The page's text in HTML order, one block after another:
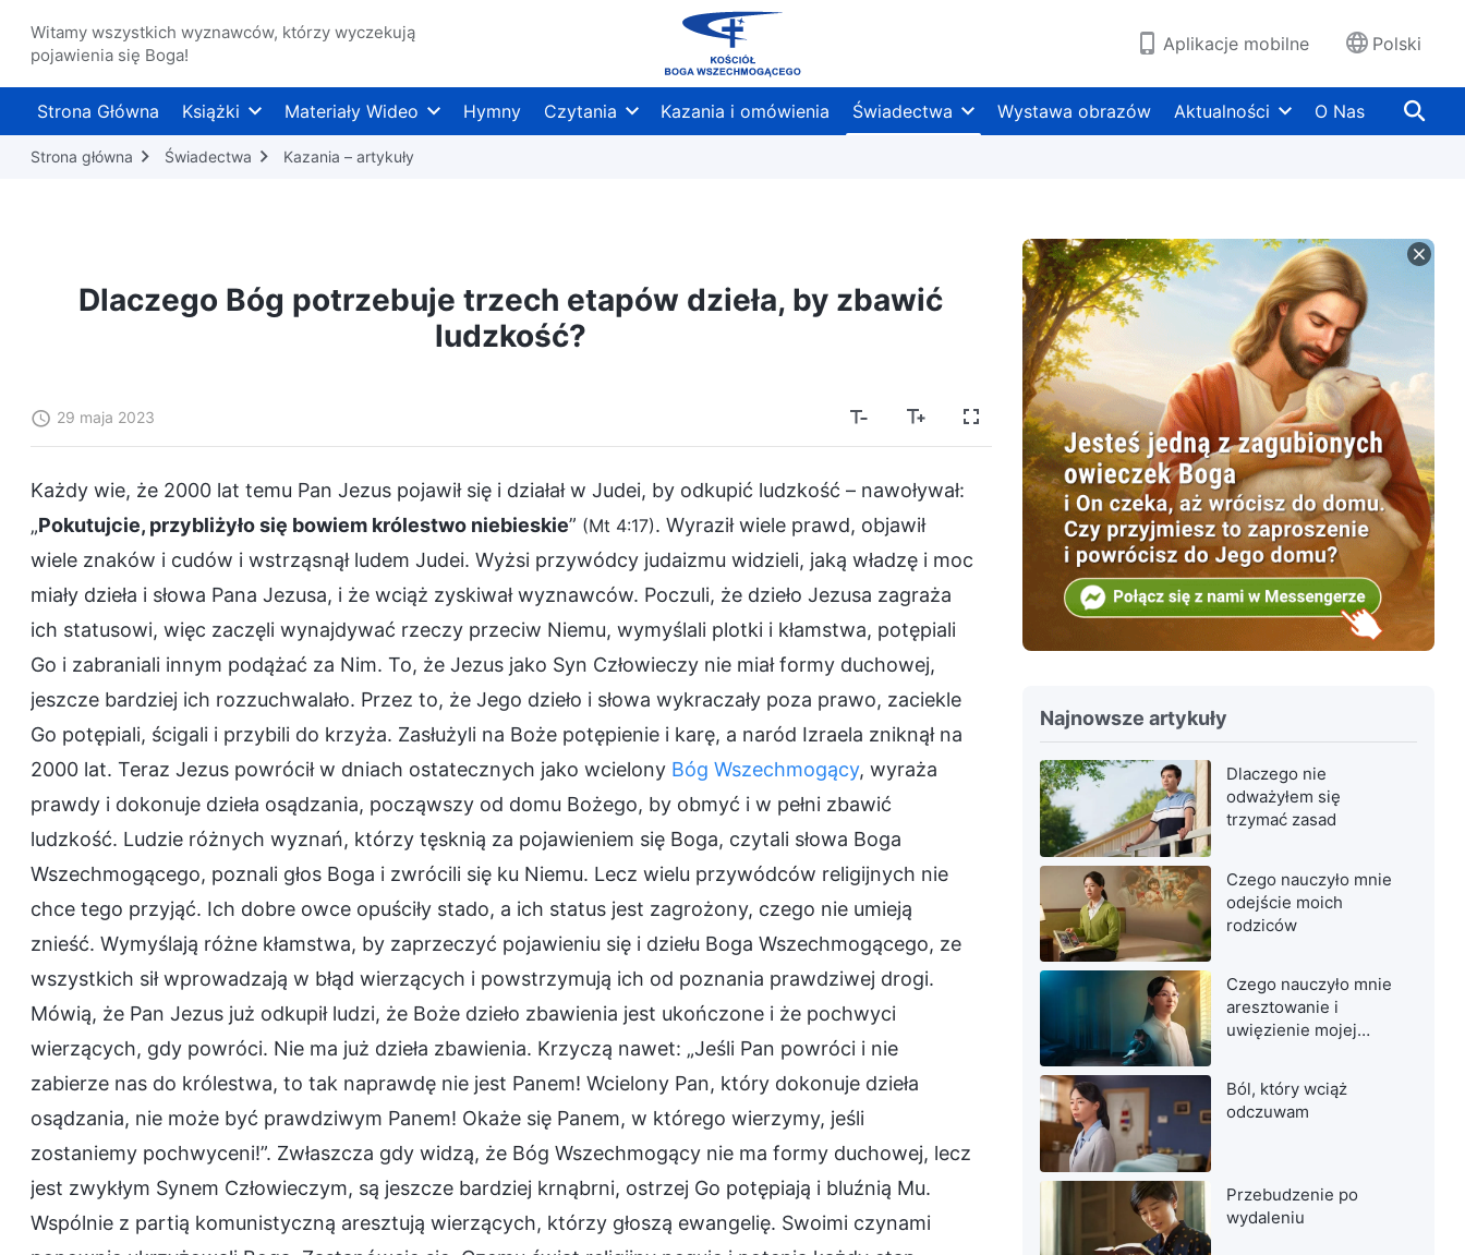
Witamy wszystkich wyznawców, którzy wyczekują
pojawienia się Boga!
Aplikacje mobilne Polski
Strona Główna Książki Materiały Wideo Hymny Czytania Kazania i omówienia Świadectwa Wystawa obrazów Aktualności O Nas
Strona główna Świadectwa Kazania – artykuły
Dlaczego Bóg potrzebuje trzech etapów dzieła, by zbawić
ludzkość?
29 maja 2023
Każdy wie, że 2000 lat temu Pan Jezus pojawił się i działał w Judei, by odkupić ludzkość – nawoływał:
„Pokutujcie, przybliżyło się bowiem królestwo niebieskie” (Mt 4:17). Wyraził wiele prawd, objawił
wiele znaków i cudów i wstrząsnął ludem Judei. Wyżsi przywódcy judaizmu widzieli, jaką władzę i moc
miały dzieła i słowa Pana Jezusa, i że wciąż zyskiwał wyznawców. Poczuli, że dzieło Jezusa zagraża
ich statusowi, więc zaczęli wynajdywać rzeczy przeciw Niemu, wymyślali plotki i kłamstwa, potępiali
Go i zabraniali innym podążać za Nim. To, że Jezus jako Syn Człowieczy nie miał formy duchowej,
jeszcze bardziej ich rozzuchwalało. Przez to, że Jego dzieło i słowa wykraczały poza prawo, zaciekle
Go potępiali, ścigali i przybili do krzyża. Zasłużyli na Boże potępienie i karę, a naród Izraela zniknął na
2000 lat. Teraz Jezus powrócił w dniach ostatecznych jako wcielony Bóg Wszechmogący, wyraża
prawdy i dokonuje dzieła osądzania, począwszy od domu Bożego, by obmyć i w pełni zbawić
ludzkość. Ludzie różnych wyznań, którzy tęsknią za pojawieniem się Boga, czytali słowa Boga
Wszechmogącego, poznali głos Boga i zwrócili się ku Niemu. Lecz wielu przywódców religijnych nie
chce tego przyjąć. Ich dobre owce opuściły stado, a ich status jest zagrożony, czego nie umieją
znieść. Wymyślają różne kłamstwa, by zaprzeczyć pojawieniu się i dziełu Boga Wszechmogącego, ze
wszystkich sił wprowadzają w błąd wierzących i powstrzymują ich od poznania prawdziwej drogi.
Mówią, że Pan Jezus już odkupił ludzi, że Boże dzieło zbawienia jest ukończone i że pochwyci
wierzących, gdy powróci. Nie ma już dzieła zbawienia. Krzyczą nawet: „Jeśli Pan powróci i nie
zabierze nas do królestwa, to tak naprawdę nie jest Panem! Wcielony Pan, który dokonuje dzieła
osądzania, nie może być prawdziwym Panem! Okaże się Panem, w którego wierzymy, jeśli
zostaniemy pochwyceni!”. Zwłaszcza gdy widzą, że Bóg Wszechmogący nie ma formy duchowej, lecz
jest zwykłym Synem Człowieczym, są jeszcze bardziej krnąbrni, ostrzej Go potępiają i bluźnią Mu.
Wspólnie z partią komunistyczną aresztują wierzących, którzy głoszą ewangelię. Swoimi czynami
Najnowsze artykuły
Dlaczego nie
odważyłem się
trzymać zasad
Czego nauczyło mnie
odejście moich
rodziców
Czego nauczyło mnie
aresztowanie i
uwięzienie mojej
Ból, który wciąż
odczuwam
Przebudzenie po
wydaleniu